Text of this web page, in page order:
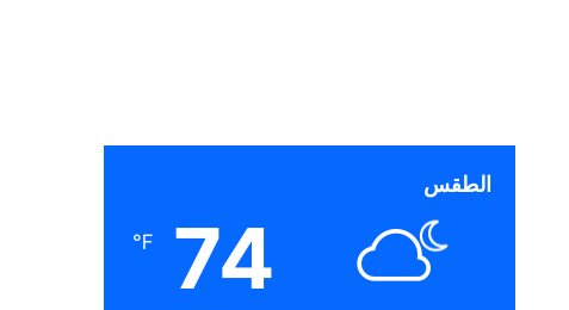
الطقس
74
℉